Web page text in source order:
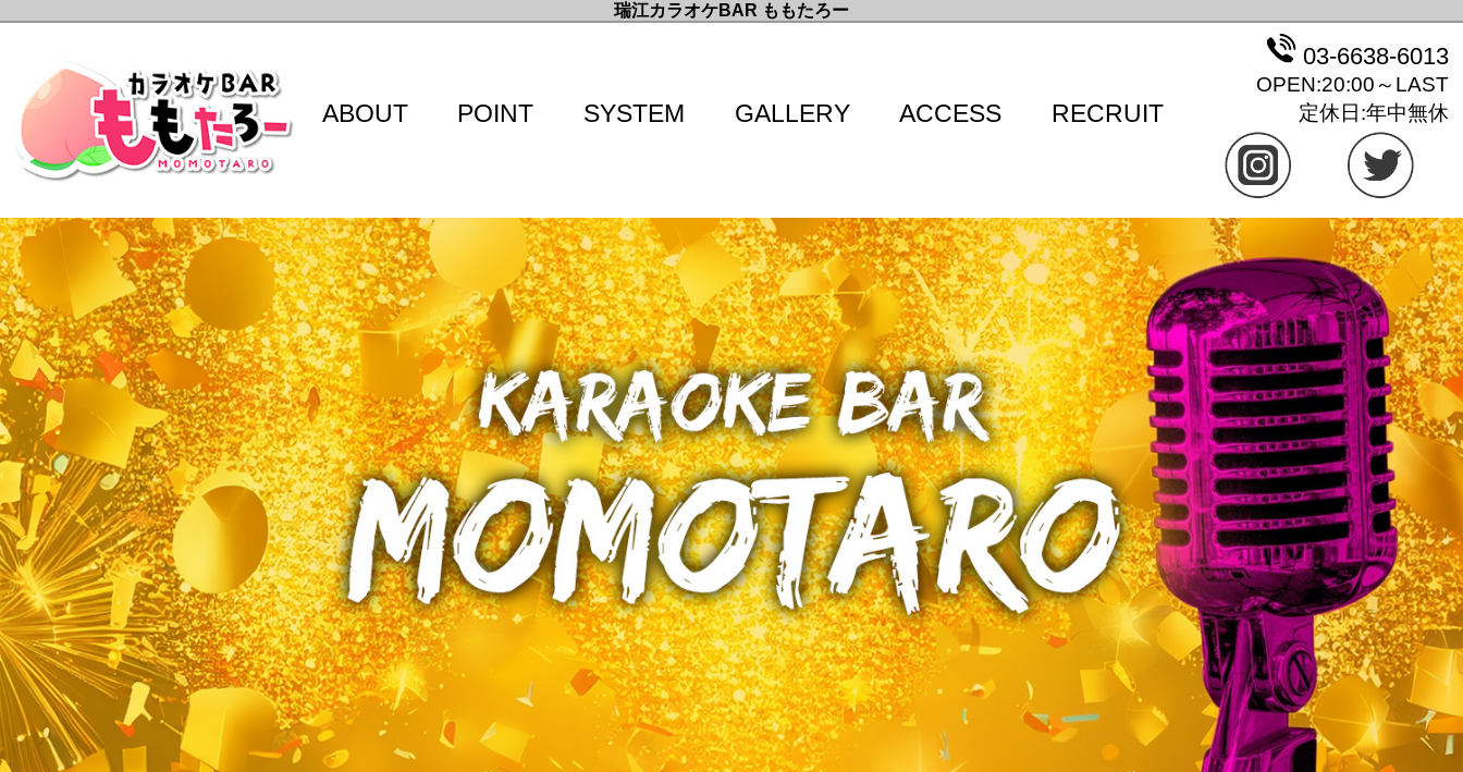
瑞江カラオケBAR ももたろー
ABOUT POINT SYSTEM GALLERY ACCESS RECRUIT
03-6638-6013
OPEN:20:00～LAST
定休日:年中無休